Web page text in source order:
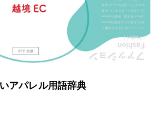
アパレル用語辞典